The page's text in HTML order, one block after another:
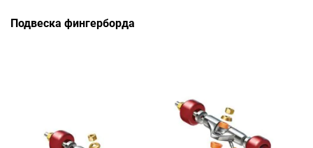
Подвеска фингерборда